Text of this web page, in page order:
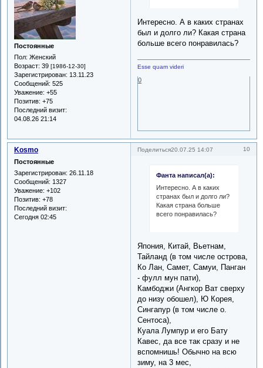
Постоянные
Пол: Женский
Возраст: 39 [1986-12-30]
Зарегистрирован: 13.11.23
Сообщений: 525
Уважение: +55
Позитив: +75
Последний визит:
04.08.26 21:14
Интересно. А в каких странах
был и долго ли? Какая страна
больше всего понравилась?
Esse quam videri
0
Поделиться 10
20.07.25 14:07
Kosmo
Постоянные
Зарегистрирован: 26.11.18
Сообщений: 1327
Уважение: +102
Позитив: +78
Последний визит:
Сегодня 02:45
Фанта написал(а):
Интересно. А в каких
странах был и долго ли?
Какая страна больше
всего понравилась?
Япония, Китай, Вьетнам,
Тайланд (в том числе острова,
Ко Лан, Самет, Самуи, Панган
- фулл мун пати),
Камбоджи (Ангкор Ват сверху
до низу обошел), Ю Корея,
Сингапур (в том числе о.
Сентоса),
Куала Лумпур и его Бату
Кавес, да все так сразу и не
вспомнишь! Обычно на всю
зиму, на 3 мес,